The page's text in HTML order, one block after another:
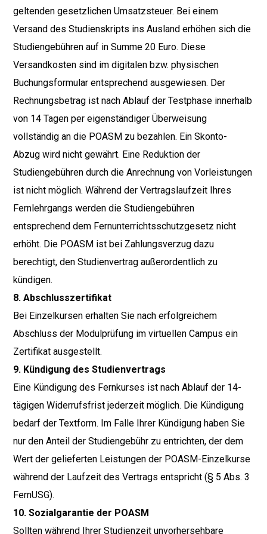
geltenden gesetzlichen Umsatzsteuer. Bei einem
Versand des Studienskripts ins Ausland erhöhen sich die
Studiengebühren auf in Summe 20 Euro. Diese
Versandkosten sind im digitalen bzw. physischen
Buchungsformular entsprechend ausgewiesen. Der
Rechnungsbetrag ist nach Ablauf der Testphase innerhalb
von 14 Tagen per eigenständiger Überweisung
vollständig an die POASM zu bezahlen. Ein Skonto-
Abzug wird nicht gewährt. Eine Reduktion der
Studiengebühren durch die Anrechnung von Vorleistungen
ist nicht möglich. Während der Vertragslaufzeit Ihres
Fernlehrgangs werden die Studiengebühren
entsprechend dem Fernunterrichtsschutzgesetz nicht
erhöht. Die POASM ist bei Zahlungsverzug dazu
berechtigt, den Studienvertrag außerordentlich zu
kündigen.
8. Abschlusszertifikat
Bei Einzelkursen erhalten Sie nach erfolgreichem
Abschluss der Modulprüfung im virtuellen Campus ein
Zertifikat ausgestellt.
9. Kündigung des Studienvertrags
Eine Kündigung des Fernkurses ist nach Ablauf der 14-
tägigen Widerrufsfrist jederzeit möglich. Die Kündigung
bedarf der Textform. Im Falle Ihrer Kündigung haben Sie
nur den Anteil der Studiengebühr zu entrichten, der dem
Wert der gelieferten Leistungen der POASM-Einzelkurse
während der Laufzeit des Vertrags entspricht (§ 5 Abs. 3
FernUSG).
10. Sozialgarantie der POASM
Sollten während Ihrer Studienzeit unvorhersehbare